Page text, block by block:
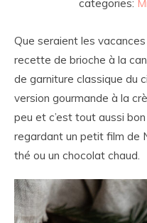
categories:
Que seraient les
recette de brioche à la
de garniture classique du
version gourmande à la
peu et c’est tout aussi
regardant un petit film de
thé ou un chocolat chaud.